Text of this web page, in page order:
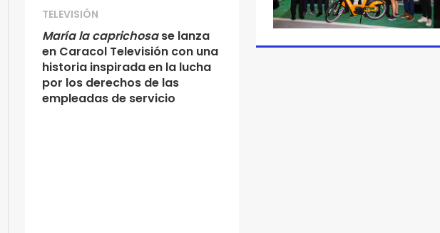
TELEVISIÓN
María la caprichosase lanza
en Caracol Televisión con una
historia inspirada en la lucha
por los derechos de las
empleadas de servicio